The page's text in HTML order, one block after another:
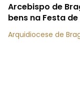
Arcebispo de
bens na Festa
Arquidiocese de